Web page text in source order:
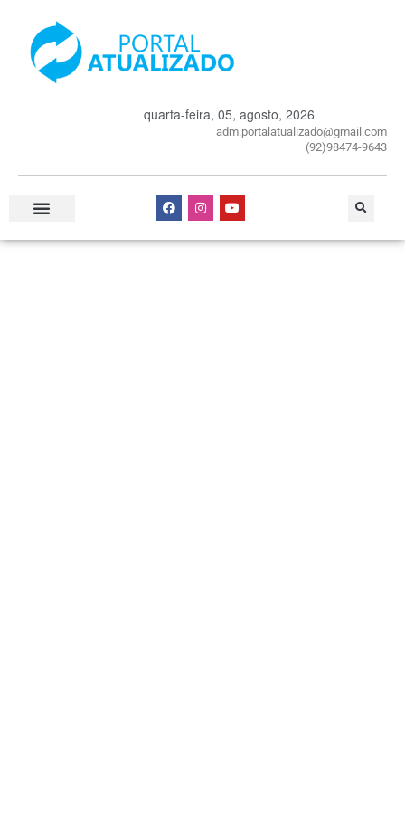
quarta-feira, 05, agosto, 2026
adm.portalatualizado@gmail.com
(92)98474-9643